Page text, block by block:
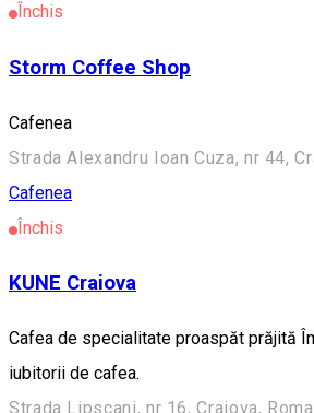
Închis
Storm Coffee Shop
Cafenea
Strada Alexandru Ioan Cuza, nr 44,
Cafenea
Închis
KUNE Craiova
Cafea de specialitate proaspăt prăjită
iubitorii de cafea.
Strada Lipscani, nr 16, Craiova,